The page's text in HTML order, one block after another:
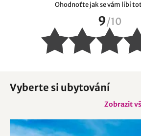
Ohodnoťte jak se vám líbí
9/10
Vyberte si ubytování
Zobrazit